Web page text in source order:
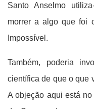
Santo Anselmo
morrer a algo que foi
Impossível.
Também, poderia
científica de que o que
A objeção aqui está